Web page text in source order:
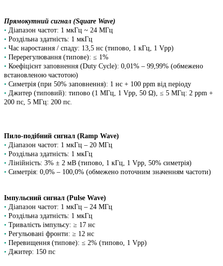
Прямокутний сигнал (Square Wave)
• Діапазон частот: 1 мкГц ~ 24 МГц
• Роздільна здатність: 1 мкГц
• Час наростання / спаду: 13,5 нс (типово, 1 кГц, 1 Vpp)
• Перерегулювання (типове): ≤ 1%
• Коефіцієнт заповнення (Duty Cycle): 0,01% – 99,99% (обмежено
встановленою частотою)
• Симетрія (при 50% заповнення): 1 нс + 100 ppm від періоду
• Джитер (типовий): типово (1 МГц, 1 Vpp, 50 Ω), ≤ 5 МГц: 2 ppm +
200 пс, 5 МГц: 200 пс.
Пило-подібний сигнал (Ramp Wave)
• Діапазон частот: 1 мкГц – 20 МГц
• Роздільна здатність: 1 мкГц
• Лінійність: 3% ± 2 мВ (типово, 1 кГц, 1 Vpp, 50% симетрія)
• Симетрія: 0,0% – 100,0% (обмежено поточним значенням частоти)
Імпульсний сигнал (Pulse Wave)
• Діапазон частот: 1 мкГц – 24 МГц
• Роздільна здатність: 1 мкГц
• Тривалість імпульсу: ≥ 17 нс
• Регульовані фронти: ≥ 12 нс
• Перевищення (типове): ≤ 2% (типово, 1 Vpp)
• Джитер: 150 пс